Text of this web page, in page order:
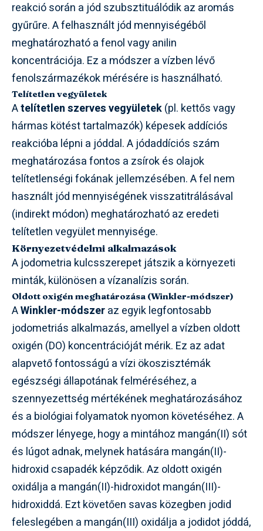
reakció során a jód szubsztituálódik az aromás
gyűrűre. A felhasznált jód mennyiségéből
meghatározható a fenol vagy anilin
koncentrációja. Ez a módszer a vízben lévő
fenolszármazékok mérésére is használható.
Telítetlen vegyületek
Atelítetlen szerves vegyületek(pl. kettős vagy
hármas kötést tartalmazók) képesek addíciós
reakcióba lépni a jóddal. A jódaddíciós szám
meghatározása fontos a zsírok és olajok
telítetlenségi fokának jellemzésében. A fel nem
használt jód mennyiségének visszatitrálásával
(indirekt módon) meghatározható az eredeti
telítetlen vegyület mennyisége.
Környezetvédelmi alkalmazások
A jodometria kulcsszerepet játszik a környezeti
minták, különösen a vízanalízis során.
Oldott oxigén meghatározása (Winkler-módszer)
AWinkler-módszeraz egyik legfontosabb
jodometriás alkalmazás, amellyel a vízben oldott
oxigén (DO) koncentrációját mérik. Ez az adat
alapvető fontosságú a vízi ökoszisztémák
egészségi állapotának felméréséhez, a
szennyezettség mértékének meghatározásához
és a biológiai folyamatok nyomon követéséhez. A
módszer lényege, hogy a mintához mangán(II) sót
és lúgot adnak, melynek hatására mangán(II)-
hidroxid csapadék képződik. Az oldott oxigén
oxidálja a mangán(II)-hidroxidot mangán(III)-
hidroxiddá. Ezt követően savas közegben jodid
feleslegében a mangán(III) oxidálja a jodidot jóddá,